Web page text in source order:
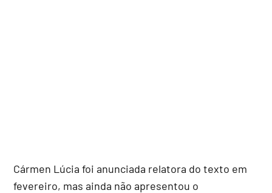
Cármen Lúcia foi anunciada relatora do texto em
fevereiro, mas ainda não apresentou o